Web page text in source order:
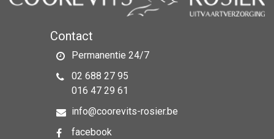
Contact
Permanentie 24/7
02 688 27 95
016 47 29 61
info@coorevits-rosier.be
facebook